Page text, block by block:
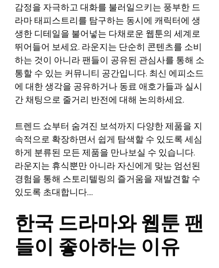
감정을 자극하고 대화를 불러일으키는 풍부한 드
라마 태피스트리를 탐구하는 동시에 캐릭터에 생
생한 디테일을 불어넣는 다채로운 웹툰의 세계로
뛰어들어 보세요. 라운지는 단순히 콘텐츠를 소비
하는 것이 아니라 팬들이 공유된 관심사를 통해 소
통할 수 있는 커뮤니티 공간입니다. 최신 에피소드
에 대한 생각을 공유하거나 동료 애호가들과 실시
간 채팅으로 줄거리 반전에 대해 논의하세요.
트렌드 쇼부터 숨겨진 보석까지 다양한 제품을 지
속적으로 확장하면서 쉽게 탐색할 수 있도록 세심
하게 분류된 모든 제품을 만나보실 수 있습니다.
라운지는 휴식뿐만 아니라 자신에게 맞는 엄선된
경험을 통해 스토리텔링의 즐거움을 재발견할 수
있도록 초대합니다….
한국 드라마와 웹툰 팬
들이 좋아하는 이유